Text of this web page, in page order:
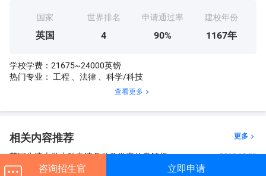
国家
英国
世界排名
4
申请通过率
90%
建校年份
1167年
学校学费：21675~24000英镑
热门专业： 工程 、法律 、科学/科技
查看更多 
相关内容推荐 更多 
英国牛津大学本科申请条件及学费信息解析 2019-10-25
咨询招生官 立即申请